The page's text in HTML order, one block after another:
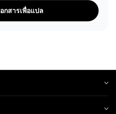
กสารเพื่อแปล